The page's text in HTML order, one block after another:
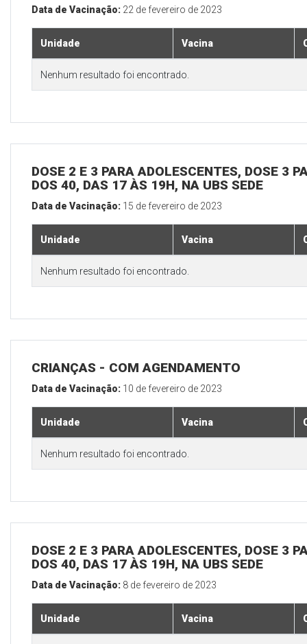
Data de Vacinação: 22 de fevereiro de 2023
Unidade Vacina
Nenhum resultado foi encontrado.
DOSE 2 E 3 PARA ADOLESCENTES, DOSE 3
DOS 40, DAS 17 ÀS 19H, NA UBS SEDE
Data de Vacinação: 15 de fevereiro de 2023
Unidade Vacina
Nenhum resultado foi encontrado.
CRIANÇAS - COM AGENDAMENTO
Data de Vacinação: 10 de fevereiro de 2023
Unidade Vacina
Nenhum resultado foi encontrado.
DOSE 2 E 3 PARA ADOLESCENTES, DOSE 3
DOS 40, DAS 17 ÀS 19H, NA UBS SEDE
Data de Vacinação: 8 de fevereiro de 2023
Unidade Vacina